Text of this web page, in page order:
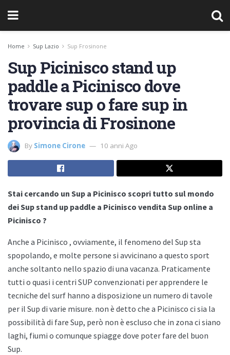
Home Sup Lazio Sup Frosinone
Sup Picinisco stand up
paddle a Picinisco dove
trovare sup o fare sup in
provincia di Frosinone
By Simone Cirone 10 anni Ago
Stai cercando un Sup a Picinisco scopri tutto sul mondo
dei Sup stand up paddle a Picinisco vendita Sup online a
Picinisco ?
Anche a Picinisco , ovviamente, il fenomeno del Sup sta
spopolando, e molte persone si avvicinano a questo sport
anche soltanto nello spazio di una vacanza. Praticamente
tutti o quasi i centri SUP convenzionati per apprendere le
tecniche del surf hanno a disposizione un numero di tavole
per il Sup di varie misure. non è detto che a Picinisco ci sia la
possibilità di fare Sup, però non è escluso che in zona ci siano
laghi, fiumi o comunque spiagge dove poter fare del buon
Sup.